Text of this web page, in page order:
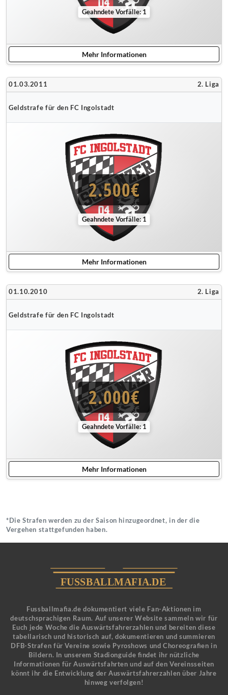
Geahndete Vorfälle: 1
Mehr Informationen
01.03.2011 2. Liga
Geldstrafe für den FC Ingolstadt
2.500€
Geahndete Vorfälle: 1
Mehr Informationen
01.10.2010 2. Liga
Geldstrafe für den FC Ingolstadt
2.000€
Geahndete Vorfälle: 1
Mehr Informationen
*Die Strafen werden zu der Saison hinzugeordnet, in der die
Vergehen stattgefunden haben.
Fussballmafia.de dokumentiert viele Fan-Aktionen im
deutschsprachigen Raum. Auf unserer Website sammeln wir für
Euch jede Woche die Auswärtsfahrerzahlen und bereiten diese
tabellarisch und historisch auf, dokumentieren und summieren
DFB-Strafen für Vereine sowie Pyroshows und Choreografien in
Bildern. In unserem Stadionguide findet ihr nützliche
Informationen für Auswärtsfahrten und auf den Vereinsseiten
könnt ihr die Entwicklung der Auswärtsfahrerzahlen über Jahre
hinweg verfolgen!